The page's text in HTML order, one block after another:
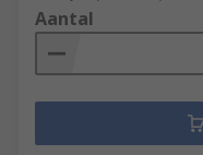
Aantal